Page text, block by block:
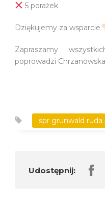
5 porażek
Dziękujemy za wsparcie
Zapraszamy
poprowadzi
spr grunwald ruda
Udostępnij: